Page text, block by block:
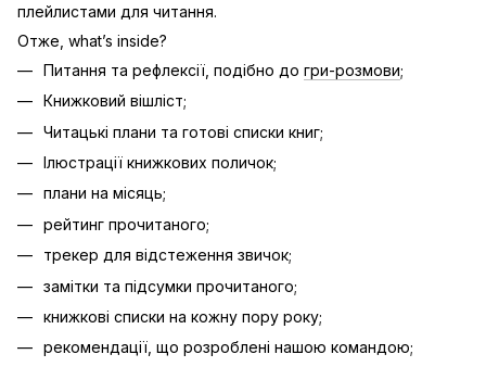
плейлистами для читання.
Отже, what’s inside?
Питання та рефлексії, подібно до гри-розмови;
Книжковий вішліст;
Читацькі плани та готові списки книг;
Ілюстрації книжкових поличок;
плани на місяць;
рейтинг прочитаного;
трекер для відстеження звичок;
замітки та підсумки прочитаного;
книжкові списки на кожну пору року;
рекомендації, що розроблені нашою командою;